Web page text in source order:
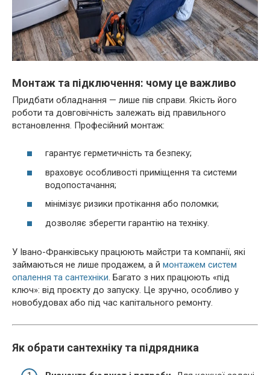
Монтаж та підключення: чому це важливо
Придбати обладнання — лише пів справи. Якість його
роботи та довговічність залежать від правильного
встановлення. Професійний монтаж:
гарантує герметичність та безпеку;
враховує особливості приміщення та системи
водопостачання;
мінімізує ризики протікання або поломки;
дозволяє зберегти гарантію на техніку.
У Івано-Франківську працюють майстри та компанії, які
займаються не лише продажем, а й монтажем систем
опалення та сантехніки . Багато з них працюють «під
ключ»: від проєкту до запуску. Це зручно, особливо у
новобудовах або під час капітального ремонту.
Як обрати сантехніку та підрядника